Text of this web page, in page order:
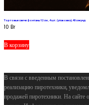
Тортовые свечи фонтаны 12 см., 4 шт. (упаковка), 40 секунд
10 Br
В корзину
В связи с введенным
реализацию пиротехники,
продажей пиротехники. На